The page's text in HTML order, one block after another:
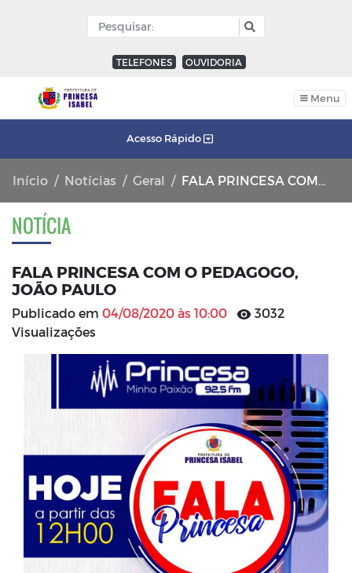
TELEFONES OUVIDORIA
Menu
Acesso Rápido
Início Notícias Geral FALA PRINCESA COM O PEDAGOGO, JOÃO PAULO
NOTÍCIA
FALA PRINCESA COM O PEDAGOGO,
JOÃO PAULO
Publicado em 04/08/2020 às 10:00
3032
Visualizações